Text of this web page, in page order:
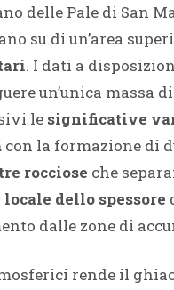
delle Pale di San
su di un’area
. I dati a
un’unica massa
le significative
con la formazione di
rocciose che
dello spessore
dalle zone di
rende il